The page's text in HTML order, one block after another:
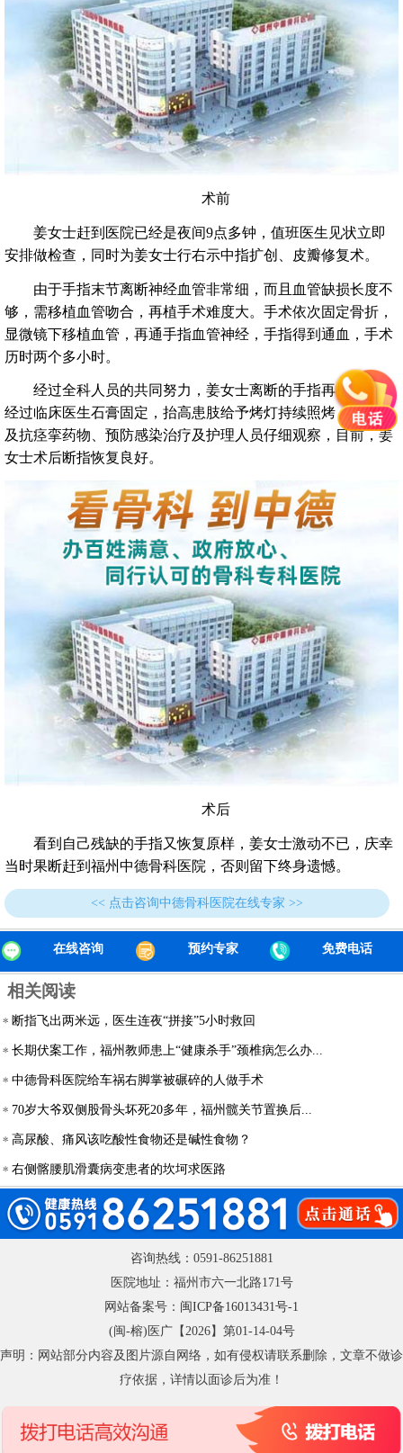
术前
姜女士赶到医院已经是夜间9点多钟，值班医生见状立即
安排做检查，同时为姜女士行右示中指扩创、皮瓣修复术。
由于手指末节离断神经血管非常细，而且血管缺损长度不
够，需移植血管吻合，再植手术难度大。手术依次固定骨折，
显微镜下移植血管，再通手指血管神经，手指得到通血，手术
历时两个多小时。
经过全科人员的共同努力，姜女士离断的手指再植成功。
经过临床医生石膏固定，抬高患肢给予烤灯持续照烤，抗凝剂
及抗痉挛药物、预防感染治疗及护理人员仔细观察，目前，姜
女士术后断指恢复良好。
术后
看到自己残缺的手指又恢复原样，姜女士激动不已，庆幸
当时果断赶到福州中德骨科医院，否则留下终身遗憾。
<< 点击咨询中德骨科医院在线专家 >>
在线咨询 预约专家 免费电话
相关阅读
断指飞出两米远，医生连夜“拼接”5小时救回
长期伏案工作，福州教师患上“健康杀手”颈椎病怎么办...
中德骨科医院给车祸右脚掌被碾碎的人做手术
70岁大爷双侧股骨头坏死20多年，福州髋关节置换后...
高尿酸、痛风该吃酸性食物还是碱性食物？
右侧髂腰肌滑囊病变患者的坎坷求医路
咨询热线：0591-86251881
医院地址：福州市六一北路171号
网站备案号： 闽ICP备16013431号-1
(闽-榕)医广【2026】第01-14-04号
声明：网站部分内容及图片源自网络，如有侵权请联系删除，文章不做诊
疗依据，详情以面诊后为准！